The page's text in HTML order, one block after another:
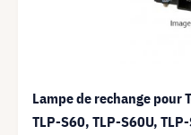
Lampe de rechange pour
TLP-S60, TLP-S60U,